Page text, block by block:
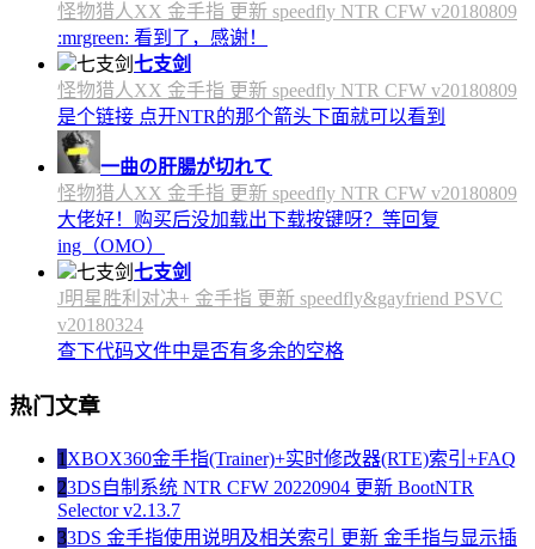
怪物猎人XX 金手指 更新 speedfly NTR CFW v20180809
:mrgreen: 看到了，感谢！
七支剑
怪物猎人XX 金手指 更新 speedfly NTR CFW v20180809
是个链接 点开NTR的那个箭头下面就可以看到
一曲の肝腸が切れて
怪物猎人XX 金手指 更新 speedfly NTR CFW v20180809
大佬好！购买后没加载出下载按键呀？等回复
ing（OMO）
七支剑
J明星胜利对决+ 金手指 更新 speedfly&gayfriend PSVC
v20180324
查下代码文件中是否有多余的空格
热门文章
1 XBOX360金手指(Trainer)+实时修改器(RTE)索引+FAQ
23DS自制系统 NTR CFW 20220904 更新 BootNTR
Selector v2.13.7
33DS 金手指使用说明及相关索引 更新 金手指与显示插